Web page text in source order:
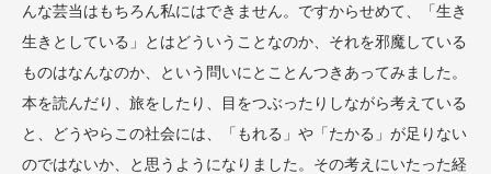
んな芸当はもちろん私にはできません。ですからせめて、「生き
生きとしている」とはどういうことなのか、それを邪魔している
ものはなんなのか、という問いにとことんつきあってみました。
本を読んだり、旅をしたり、目をつぶったりしながら考えている
と、どうやらこの社会には、「もれる」や「たかる」が足りない
のではないか、と思うようになりました。その考えにいたった経